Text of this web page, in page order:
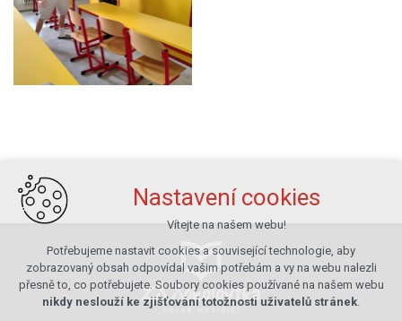
Nastavení cookies
Vítejte na našem webu!
Potřebujeme nastavit cookies a související technologie, aby
zobrazovaný obsah odpovídal vašim potřebám a vy na webu nalezli
přesně to, co potřebujete. Soubory cookies používané na našem webu
nikdy neslouží ke zjišťování totožnosti uživatelů stránek.